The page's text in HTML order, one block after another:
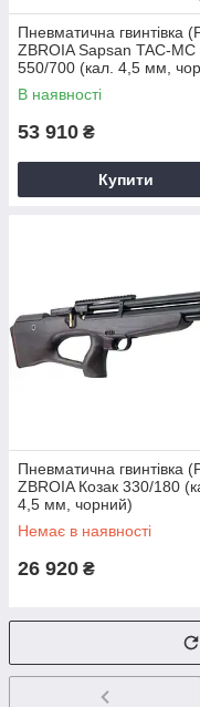
Пневматична гвинтівка
ZBROIA Sapsan TAC-MC
550/700 (кал. 4,5 мм,
В наявності
53 910 ₴
Купити
Пневматична гвинтівка
ZBROIA Козак 330/180
4,5 мм, чорний)
Немає в наявності
26 920 ₴